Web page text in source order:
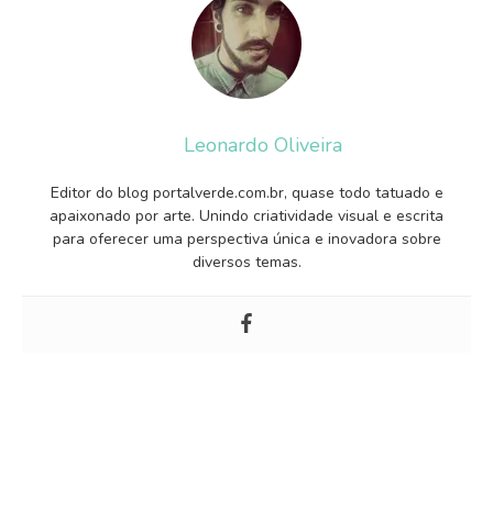
Leonardo Oliveira
Editor do blog portalverde.com.br, quase todo tatuado e
apaixonado por arte. Unindo criatividade visual e escrita
para oferecer uma perspectiva única e inovadora sobre
diversos temas.